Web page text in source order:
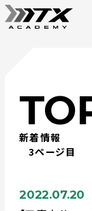
新着情報
3ページ目
2022.07.20